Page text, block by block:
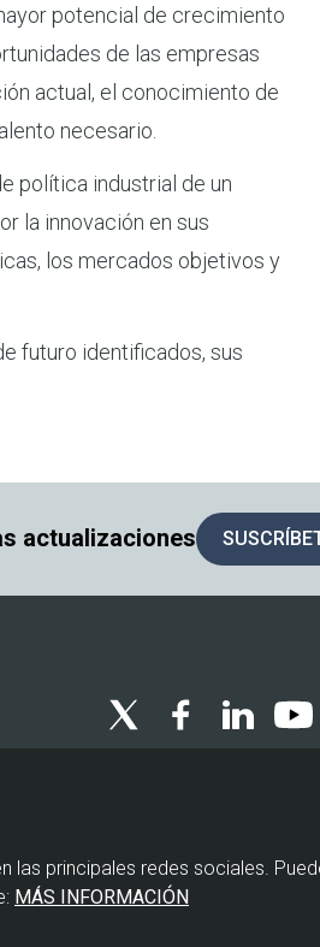
potencial de crecimiento
de las empresas
actual, el conocimiento de
necesario.
política industrial de un
la innovación en sus
los mercados objetivos y
futuro identificados, sus
actualizaciones
legal
Política de cookies
Aviso legal
las principales redes sociales.
MÁS INFORMACIÓN